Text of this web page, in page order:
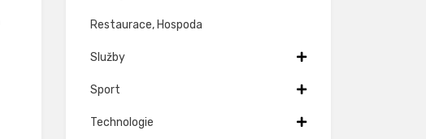
Restaurace, Hospoda
Služby
Sport
Technologie